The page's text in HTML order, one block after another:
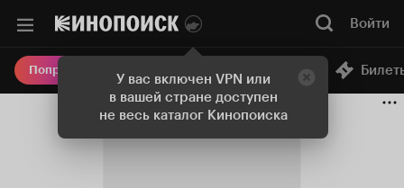
У вас включен VPN или
в вашей стране доступен
не весь каталог Кинопоиска
Войти
Попробовать Плюс Онлайн-кинотеатр